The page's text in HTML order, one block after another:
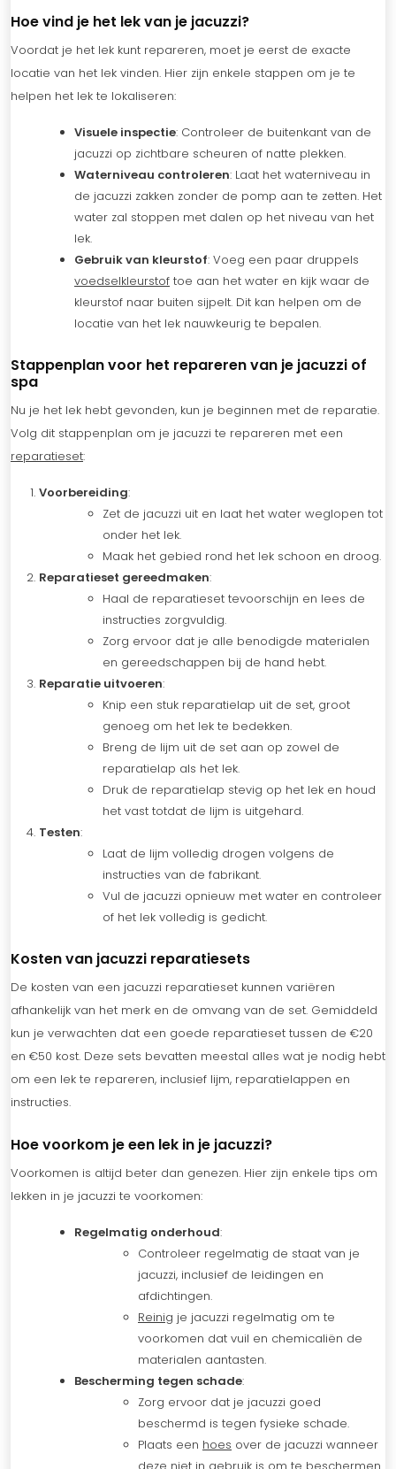
Hoe vind je het lek van je jacuzzi?
Voordat je het lek kunt repareren, moet je eerst de exacte
locatie van het lek vinden. Hier zijn enkele stappen om je te
helpen het lek te lokaliseren:
Visuele inspectie: Controleer de buitenkant van de
jacuzzi op zichtbare scheuren of natte plekken.
Waterniveau controleren: Laat het waterniveau in
de jacuzzi zakken zonder de pomp aan te zetten. Het
water zal stoppen met dalen op het niveau van het
lek.
Gebruik van kleurstof: Voeg een paar druppels
voedselkleurstof toe aan het water en kijk waar de
kleurstof naar buiten sijpelt. Dit kan helpen om de
locatie van het lek nauwkeurig te bepalen.
Stappenplan voor het repareren van je jacuzzi of
spa
Nu je het lek hebt gevonden, kun je beginnen met de reparatie.
Volg dit stappenplan om je jacuzzi te repareren met een
reparatieset:
Voorbereiding:
Zet de jacuzzi uit en laat het water weglopen tot
onder het lek.
Maak het gebied rond het lek schoon en droog.
Reparatieset gereedmaken:
Haal de reparatieset tevoorschijn en lees de
instructies zorgvuldig.
Zorg ervoor dat je alle benodigde materialen
en gereedschappen bij de hand hebt.
Reparatie uitvoeren:
Knip een stuk reparatielap uit de set, groot
genoeg om het lek te bedekken.
Breng de lijm uit de set aan op zowel de
reparatielap als het lek.
Druk de reparatielap stevig op het lek en houd
het vast totdat de lijm is uitgehard.
Testen:
Laat de lijm volledig drogen volgens de
instructies van de fabrikant.
Vul de jacuzzi opnieuw met water en controleer
of het lek volledig is gedicht.
Kosten van jacuzzi reparatiesets
De kosten van een jacuzzi reparatieset kunnen variëren
afhankelijk van het merk en de omvang van de set. Gemiddeld
kun je verwachten dat een goede reparatieset tussen de €20
en €50 kost. Deze sets bevatten meestal alles wat je nodig hebt
om een lek te repareren, inclusief lijm, reparatielappen en
instructies.
Hoe voorkom je een lek in je jacuzzi?
Voorkomen is altijd beter dan genezen. Hier zijn enkele tips om
lekken in je jacuzzi te voorkomen:
Regelmatig onderhoud:
Controleer regelmatig de staat van je
jacuzzi, inclusief de leidingen en
afdichtingen.
Reinig je jacuzzi regelmatig om te
voorkomen dat vuil en chemicaliën de
materialen aantasten.
Bescherming tegen schade:
Zorg ervoor dat je jacuzzi goed
beschermd is tegen fysieke schade.
Plaats een hoes over de jacuzzi wanneer